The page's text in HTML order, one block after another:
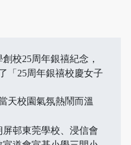
校25周年銀禧紀念，
「25周年銀禧校慶女子
天校園氣氛熱鬧而溫
邨東莞學校、浸信會